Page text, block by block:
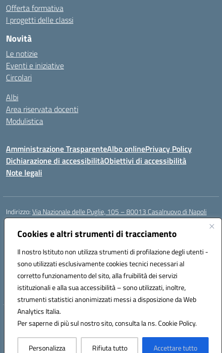
Cookies e altri strumenti di tracciamento
Il nostro Istituto non utilizza strumenti di profilazione degli utenti -
sono utilizzati esclusivamente cookies tecnici necessari al
corretto funzionamento del sito, alla fruibilità dei servizi
istituzionali e alla sua accessibilità – sono utilizzati, inoltre,
strumenti statistici anonimizzati messi a disposizione da Web
Analytics Italia.
Per saperne di più sul nostro sito, consulta la ns. Cookie Policy.
Personalizza Rifiuta tutto Accettare tutto
Offerta formativa
I progetti delle classi
Novità
Le notizie
Eventi e iniziative
Circolari
Albi
Area riservata docenti
Modulistica
Amministrazione TrasparenteAlbo onlinePrivacy Policy
Dichiarazione di accessibilitàObiettivi di accessibilità
Note legali
Indirizzo:Via Nazionale delle Puglie, 105 – 80013 Casalnuovo di Napoli
Centralino:
Email:naee32300a@istruzione.it
Codice fiscale: 93007720639
Codice meccanografico:
NAEE32300A
Codice unico di fatturazione (CUF): UFDMFG
Hosting & Powered by 3D Solution S.r.l.
Concept & Design by Designers Italia